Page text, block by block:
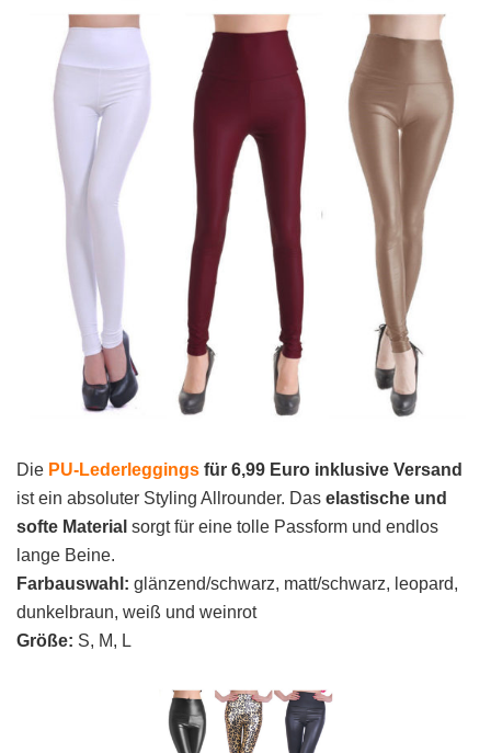
Die PU-Lederleggings für 6,99 Euro inklusive Versand
ist ein absoluter Styling Allrounder. Das elastische und
softe Material sorgt für eine tolle Passform und endlos
lange Beine.
Farbauswahl: glänzend/schwarz, matt/schwarz, leopard,
dunkelbraun, weiß und weinrot
Größe: S, M, L